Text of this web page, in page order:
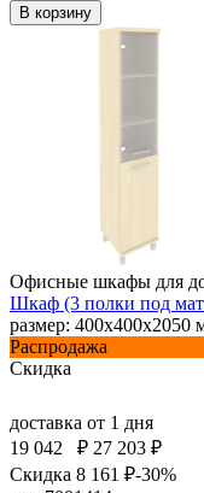
В корзину
Офисные шкафы для
Шкаф (3 полки под
размер: 400х400х2050
Распродажа
Скидка
доставка от 1 дня
19 042
₽ 27 203 ₽
Скидка 8 161 ₽-30%